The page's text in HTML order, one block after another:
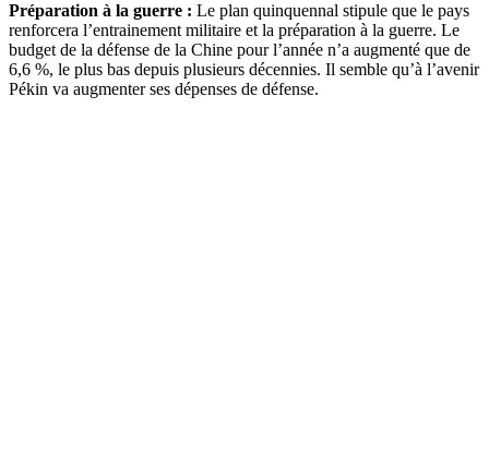
Préparation à la guerre : Le plan quinquennal stipule que le pays
renforcera l’entrainement militaire et la préparation à la guerre. Le
budget de la défense de la Chine pour l’année n’a augmenté que de
6,6 %, le plus bas depuis plusieurs décennies. Il semble qu’à l’avenir
Pékin va augmenter ses dépenses de défense.